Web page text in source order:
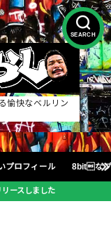
SEARCH
愉快なベルリン
プロフィール 8bitな
ースしました